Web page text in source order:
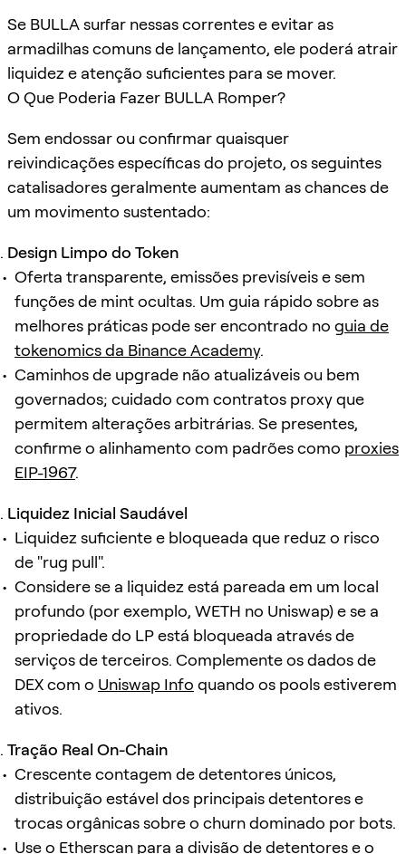
Se BULLA surfar nessas correntes e evitar as
armadilhas comuns de lançamento, ele poderá atrair
liquidez e atenção suficientes para se mover.
O Que Poderia Fazer BULLA Romper?
Sem endossar ou confirmar quaisquer
reivindicações específicas do projeto, os seguintes
catalisadores geralmente aumentam as chances de
um movimento sustentado:
Design Limpo do Token
Oferta transparente, emissões previsíveis e sem
funções de mint ocultas. Um guia rápido sobre as
melhores práticas pode ser encontrado no guia de
tokenomics da Binance Academy.
Caminhos de upgrade não atualizáveis ou bem
governados; cuidado com contratos proxy que
permitem alterações arbitrárias. Se presentes,
confirme o alinhamento com padrões como proxies
EIP-1967.
Liquidez Inicial Saudável
Liquidez suficiente e bloqueada que reduz o risco
de "rug pull".
Considere se a liquidez está pareada em um local
profundo (por exemplo, WETH no Uniswap) e se a
propriedade do LP está bloqueada através de
serviços de terceiros. Complemente os dados de
DEX com o Uniswap Info quando os pools estiverem
ativos.
Tração Real On-Chain
Crescente contagem de detentores únicos,
distribuição estável dos principais detentores e
trocas orgânicas sobre o churn dominado por bots.
Use o Etherscan para a divisão de detentores e o